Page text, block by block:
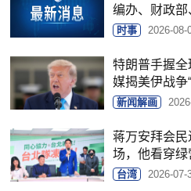
编办、财政
时事 2026-08-
特朗普手握
媒揭美伊战争
新闻解画
蒋万安拜会
场，他看穿绿
台湾 2026-07-